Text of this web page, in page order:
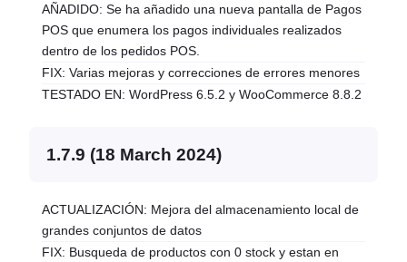
AÑADIDO: Se ha añadido una nueva pantalla de Pagos
POS que enumera los pagos individuales realizados
dentro de los pedidos POS.
FIX: Varias mejoras y correcciones de errores menores
TESTADO EN: WordPress 6.5.2 y WooCommerce 8.8.2
1.7.9 (18 March 2024)
ACTUALIZACIÓN: Mejora del almacenamiento local de
grandes conjuntos de datos
FIX: Busqueda de productos con 0 stock y estan en